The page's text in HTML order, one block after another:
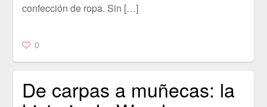
confección de ropa. Sin […]
0
De carpas a muñecas: la